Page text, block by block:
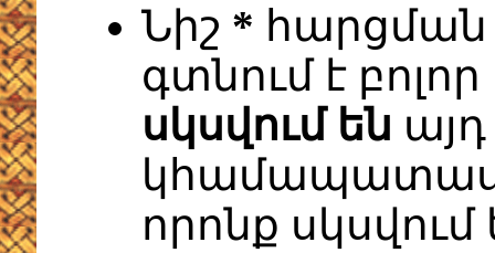
Նիշ * հարցման
գտնում է
սկսվում են
որոնք սկսվում